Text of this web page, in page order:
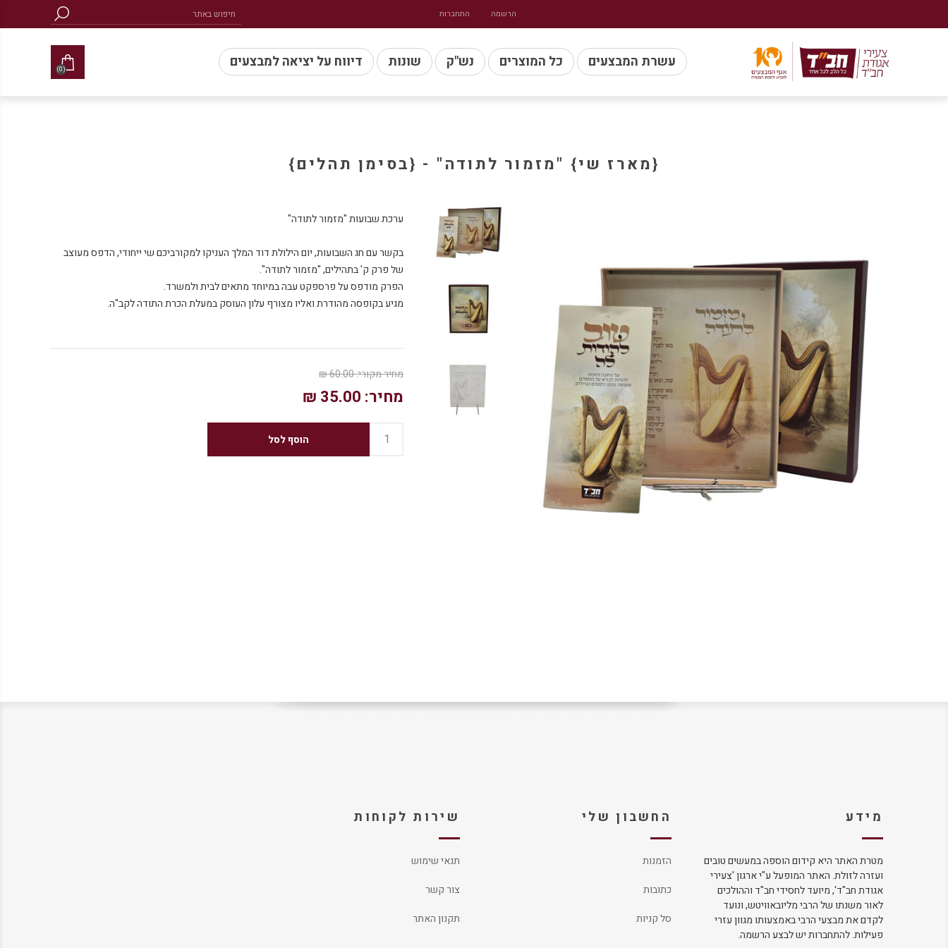
הרשמה התחברות
עשרת המבצעים כל המוצרים נש"ק שונות דיווח על יציאה למבצעים (0)
{מארז שי} "מזמור לתודה" - {בסימן תהלים}
בקשר עם חג השבועות, יום הילולת דוד המלך העניקו למקורביכם שי ייחודי, הדפס מעוצב
מגיע בקופסה מהודרת ואליו מצורף עלון העוסק במעלת הכרת התודה לקב"ה.
מחיר מקורי:60.00 ₪
מחיר: 35.00 ₪
מידע
מטרת האתר היא קידום הוספה במעשים טובים
ועזרה לזולת. האתר המופעל ע"י ארגון 'צעירי
אגודת חב"ד', מיועד לחסידי חב"ד וההולכים
לאור משנתו של הרבי מליובאוויטש, ונועד
לקדם את מבצעי הרבי באמצעותו מגוון עזרי
פעילות. להתחברות יש לבצע הרשמה.
החשבון שלי
הזמנות
כתובות
סל קניות
שירות לקוחות
תנאי שימוש
צור קשר
תקנון האתר